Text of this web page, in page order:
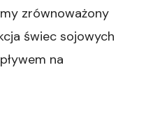
zrównoważony
świec sojowych
na